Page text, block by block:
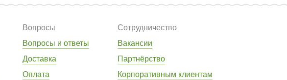
Вопросы
Вопросы и ответы
Доставка
Оплата
Сотрудничество
Вакансии
Партнёрство
Корпоративным клиентам